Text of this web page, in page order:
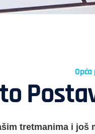
tretmanima i još